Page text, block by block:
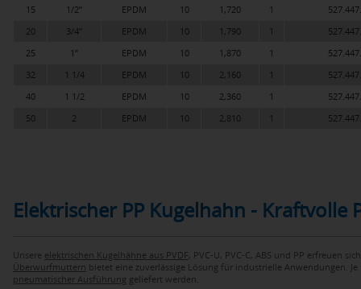
15 1/2’’ EPDM 10 1,720 1
20
3/4’’ EPDM 10 1,790 1
25
1’’ EPDM 10 1,870 1
32
1 1/4 EPDM 10 2,160 1
40
1 1/2 EPDM 10 2,360 1
50
2 EPDM 10 2,810 1
Elektrischer PP Kugelhahn -
Unsere elektrischen Kugelhähne aus PVDF, PVC-U, PVC-C, ABS und PP erfreuen
Überwurfmuttern bietet eine zuverlässige Lösung für industrielle Anwendungen.
pneumatischer Ausführung geliefert werden.